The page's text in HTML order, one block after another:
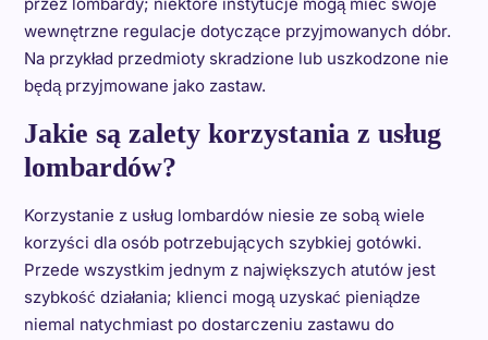
wewnętrzne regulacje dotyczące przyjmowanych dóbr.
Na przykład przedmioty skradzione lub uszkodzone nie
będą przyjmowane jako zastaw.
Jakie są zalety korzystania z usług
lombardów?
Korzystanie z usług lombardów niesie ze sobą wiele
korzyści dla osób potrzebujących szybkiej gotówki.
Przede wszystkim jednym z największych atutów jest
szybkość działania; klienci mogą uzyskać pieniądze
niemal natychmiast po dostarczeniu zastawu do